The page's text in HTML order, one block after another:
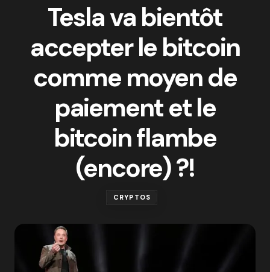
Tesla va bientôt
accepter le bitcoin
comme moyen de
paiement et le
bitcoin flambe
(encore) ?!
CRYPTOS